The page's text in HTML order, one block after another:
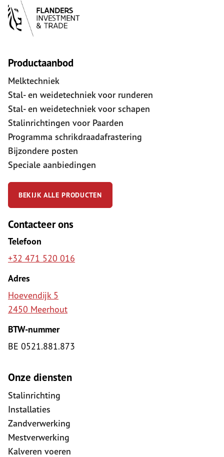
Productaanbod
Melktechniek
Stal- en weidetechniek voor runderen
Stal- en weidetechniek voor schapen
Stalinrichtingen voor Paarden
Programma schrikdraadafrastering
Bijzondere posten
Speciale aanbiedingen
BEKIJK ALLE PRODUCTEN
Contacteer ons
Telefoon
+32 471 520 016
Adres
Hoevendijk 5
2450 Meerhout
BTW-nummer
BE 0521.881.873
Onze diensten
Stalinrichting
Installaties
Zandverwerking
Mestverwerking
Kalveren voeren